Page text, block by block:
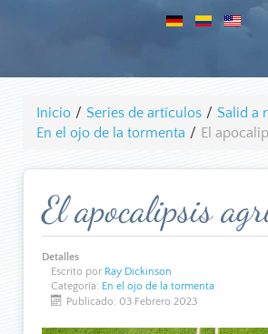
Inicio / Series de artículos / Salid a
En el ojo de la tormenta / El
El apocalipsis
Detalles
Escrito por Ray Dickinson
Categoría: En el ojo de la tormenta
Publicado: 03 Febrero 2023